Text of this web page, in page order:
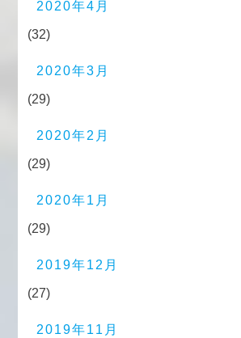
2020年4月
(32)
2020年3月
(29)
2020年2月
(29)
2020年1月
(29)
2019年12月
(27)
2019年11月